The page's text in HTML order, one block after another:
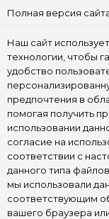
Полная версия
Наш сайт
технологии, чтобы
удобство
предпочтения в
помогая получить
использовании
согласие на
соответствии с
данного типа
мы использовали
соответствующим
вашего браузера